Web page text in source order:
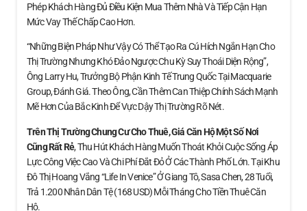
Phép Khách Hàng Đủ Điều Kiện Mua Thêm Nhà Và Tiếp Cận Hạn
Mức Vay Thế Chấp Cao Hơn.
“Những Biện Pháp Như Vậy Có Thể Tạo Ra Cú Hích Ngắn Hạn Cho
Thị Trường Nhưng Khó Đảo Ngược Chu Kỳ Suy Thoái Diện Rộng”,
Ông Larry Hu, Trưởng Bộ Phận Kinh Tế Trung Quốc Tại Macquarie
Group, Đánh Giá. Theo Ông, Cần Thêm Can Thiệp Chính Sách Mạnh
Mẽ Hơn Của Bắc Kinh Để Vực Dậy Thị Trường Rõ Nét.
Trên Thị Trường Chung Cư Cho Thuê, Giá Căn HộMột Số Nơi
Cũng Rất Rẻ, Thu Hút Khách Hàng Muốn Thoát Khỏi Cuộc Sống Áp
Lực Công Việc Cao Và Chi Phí Đắt Đỏ Ở Các Thành Phố Lớn. Tại Khu
Đô Thị Hoang Vắng “Life In Venice” Ở Giang Tô, Sasa Chen, 28 Tuổi,
Trả 1.200 Nhân Dân Tệ (168 USD) Mỗi Tháng Cho Tiền Thuê Căn
Hộ.